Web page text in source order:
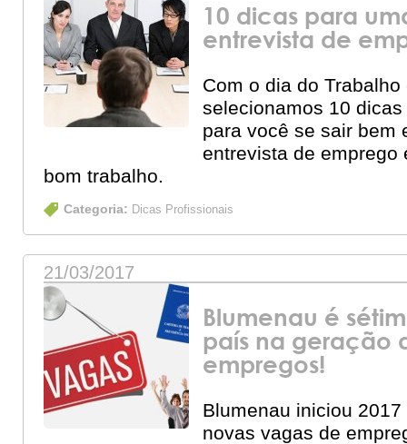
10 dicas para
entrevista de
Com o dia do
selecionamos 10
para você se sair bem
entrevista de emprego
bom trabalho.
Categoria: Dicas Profissionais
21/03/2017
Blumenau é
país na geração
empregos!
Blumenau iniciou
novas vagas de